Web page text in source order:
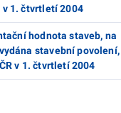
v 1. čtvrtletí 2004
hodnota staveb, na
stavební povolení,
v 1. čtvrtletí 2004